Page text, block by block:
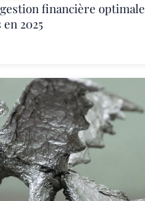
gestion financière
2025